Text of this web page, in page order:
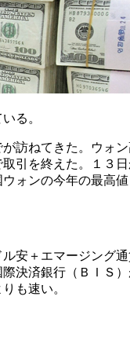
る。
訪ねてきた。ウォ
引を終えた。１３
ォンの今年の最高
安＋エマージング
決済銀行（ＢＩＳ
も速い。